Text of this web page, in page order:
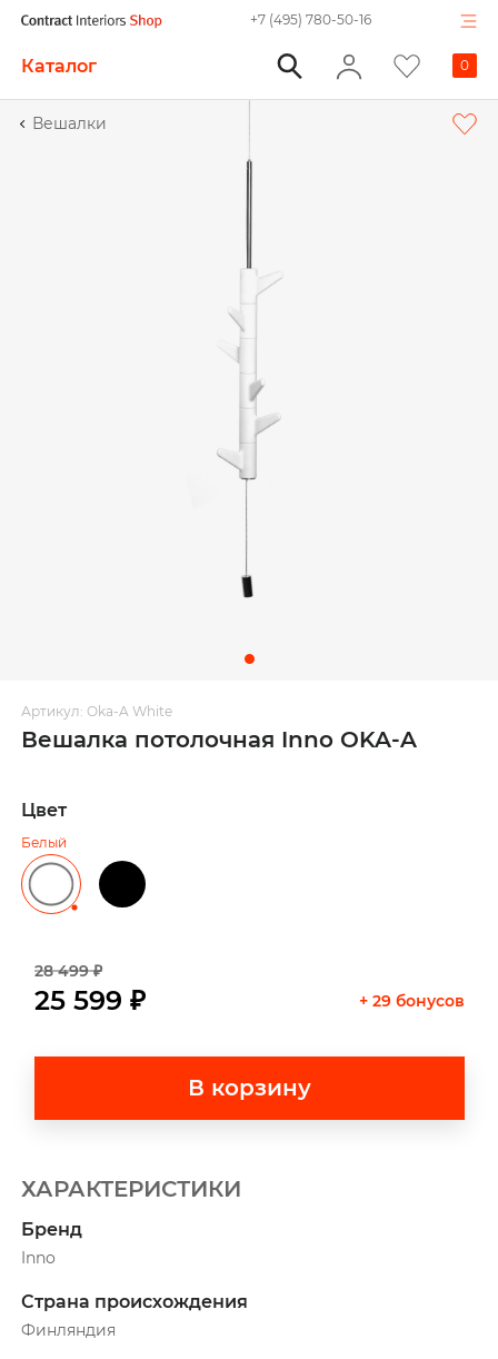
+7 (495) 780-50-16
0
Каталог
Вешалки
Цвет
Белый
Артикул: Oka-A White
Вешалка потолочная Inno OKA-A
28 499 ₽
25 599 ₽ + 29 бонусов
В корзину
ХАРАКТЕРИСТИКИ
Бренд
Inno
Страна происхождения
Финляндия